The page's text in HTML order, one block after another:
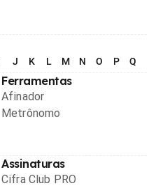
J K L M N O P Q
Ferramentas
Afinador
Metrônomo
Assinaturas
Cifra Club PRO